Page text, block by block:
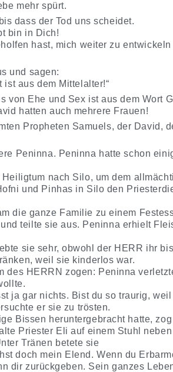
mehr spürt.
dass der Tod uns scheidet.
bin in Dich!
hast, mich weiter zu
und sagen:
aus dem Mittelalter!“
von Ehe und Sex ist aus dem Wort
hatten auch mehrere Frauen!
Propheten Samuels, der David,
Peninna. Peninna hatte schon
nach Silo, um dem
und Pinhas in Silo den
die ganze Familie zu einem
teilte sie aus. Peninna erhielt
sie sehr, obwohl der HERR ihr
weil sie kinderlos war.
HERRN zogen: Peninna
ja gar nichts. Bist du so traurig,
er sie zu trösten.
Bissen heruntergebracht hatte,
Priester Eli auf einem Stuhl neben
Tränen betete sie
doch mein Elend. Wenn du
dir zurückgeben. Sein ganzes